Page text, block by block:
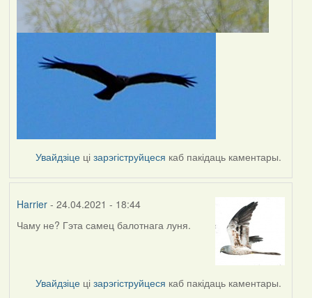
Увайдзіце цізарэгіструйцеся каб пакідаць каментары.
Harrier- 24.04.2021 - 18:44
Чаму не? Гэта самец балотнага луня.
Увайдзіце цізарэгіструйцеся каб пакідаць каментары.